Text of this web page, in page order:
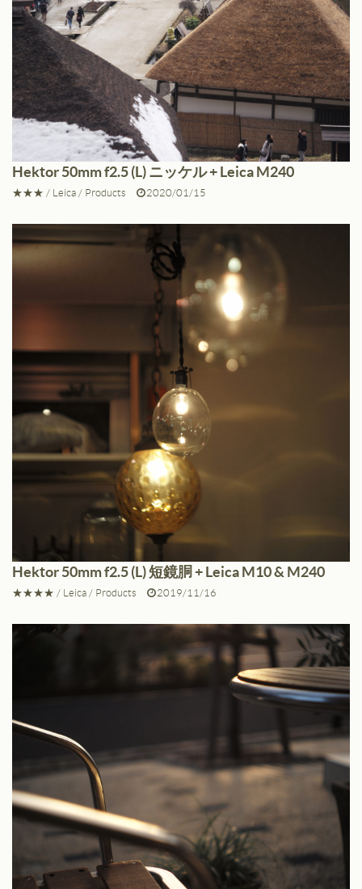
Hektor 50mm f2.5 (L) ニッケル + Leica M240
★★★ / Leica / Products 2020/01/15
Hektor 50mm f2.5 (L) 短鏡胴 + Leica M10 & M240
★★★★ / Leica / Products 2019/11/16